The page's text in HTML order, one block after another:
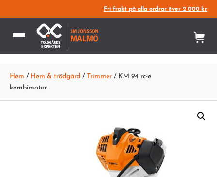
Fri frakt på alla ordrar över 2 000 kr
Hem / Hem & trädgård / Trimmer / KM 94 rc-e
kombimotor